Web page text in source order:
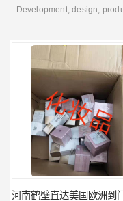
Development, design,